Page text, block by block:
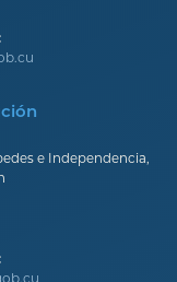
e Independencia,